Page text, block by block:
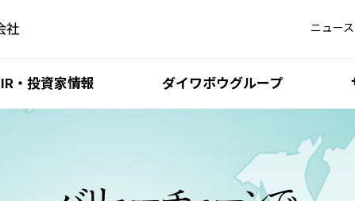
ニュース
IR・投資家情報 ダイワボウグループ